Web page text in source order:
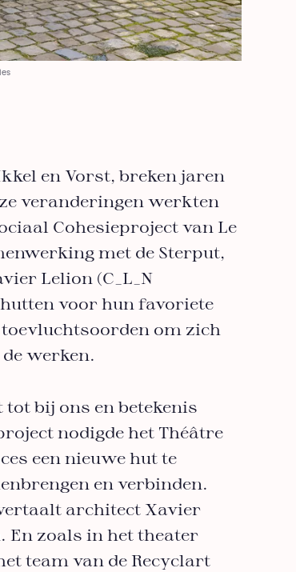
en Vorst, breken jaren
veranderingen werkten
Cohesieproject van Le
met de Sterput,
Lelion (C_L_N
voor hun favoriete
om zich
werken.
bij ons en betekenis
nodigde het Théâtre
een nieuwe hut te
en verbinden.
architect Xavier
En zoals in het theater
team van de Recyclart